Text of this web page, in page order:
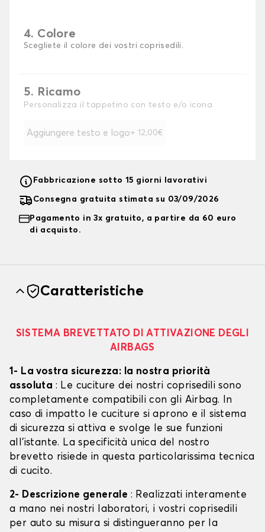
4. Colore
Scegliete il colore dei vostri coprisedili.
5. Ricamo
Personalizza il tappetino con testo e/o icona
Aggiungere testo e logo + 12,00€
Fabbricazione sotto 15 giorni lavorativi
Consegna gratuita stimata su 03/09/2026
Pagamento in 3x gratuito, a partire da 60 euro
di acquisto.
Caratteristiche
SISTEMA BREVETTATO DI ATTIVAZIONE DEGLI
AIRBAGS
1- La vostra sicurezza: la nostra priorità
assoluta : Le cuciture dei nostri coprisedili sono
completamente compatibili con gli Airbag. In
caso di impatto le cuciture si aprono e il sistema
di sicurezza si attiva e svolge le sue funzioni
all'istante. La specificità unica del nostro
brevetto risiede in questa particolarissima tecnica
di cucito.
2- Descrizione generale : Realizzati interamente
a mano nei nostri laboratori, i vostri coprisedili
per auto su misura si distingueranno per la